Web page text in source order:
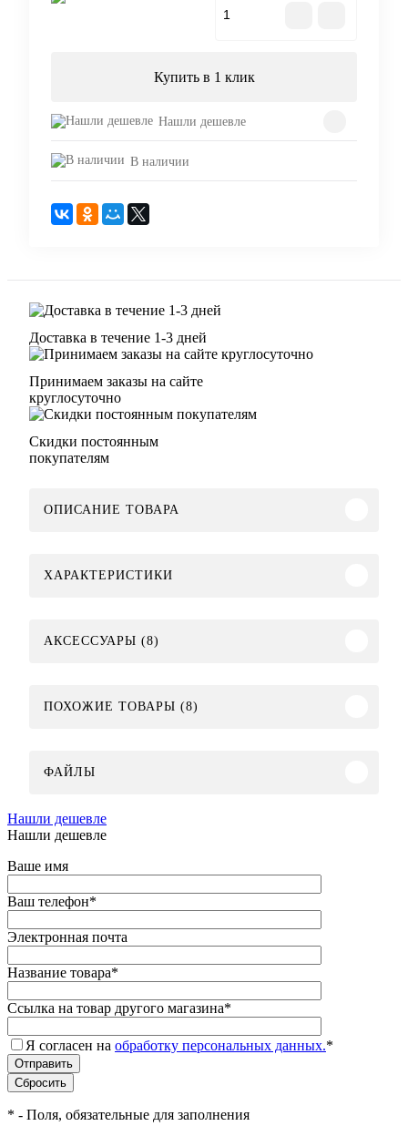
Купить в 1 клик
Нашли дешевле
В наличии
Доставка в течение 1-3 дней
Принимаем заказы на сайте
круглосуточно
Скидки постоянным
покупателям
ОПИСАНИЕ ТОВАРА
ХАРАКТЕРИСТИКИ
АКСЕССУАРЫ (8)
ПОХОЖИЕ ТОВАРЫ (8)
ФАЙЛЫ
Нашли дешевле
Нашли дешевле
Ваше имя
Ваш телефон*
Электронная почта
Название товара*
Ссылка на товар другого магазина*
Я согласен на обработку персональных данных.*
* - Поля, обязательные для заполнения